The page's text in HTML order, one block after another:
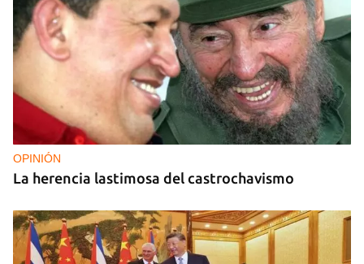
OPINIÓN
La herencia lastimosa del castrochavismo